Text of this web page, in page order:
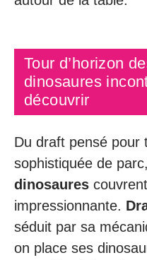
Tour d’horizon
dinosaures
découvrir
Du draft pensé pour
sophistiquée de
dinosaures
impressionnante.
séduit par sa
on place ses